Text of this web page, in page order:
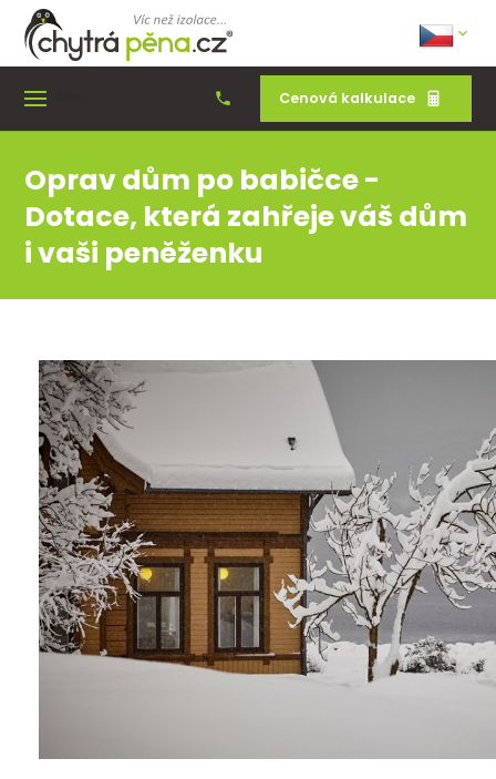
Cenová kalkulace
Oprav dům po babičce -
Dotace, která zahřeje váš dům
i vaši peněženku